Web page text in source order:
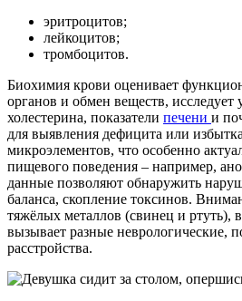
эритроцитов;
лейкоцитов;
тромбоцитов.
Биохимия крови оценивает
органов и обмен веществ, исследует
холестерина, показатели печени и
для выявления дефицита или избытка
микроэлементов, что особенно
пищевого поведения – например,
данные позволяют обнаружить
баланса, скопление токсинов.
тяжёлых металлов (свинец и ртуть),
вызывает разные неврологические,
расстройства.